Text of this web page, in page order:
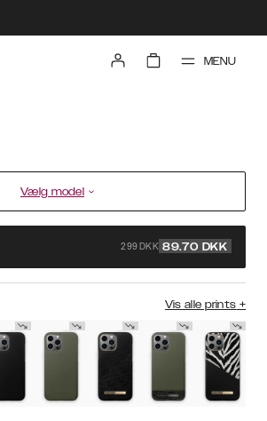
MENU
Vælg model
299 DKK 89.70 DKK
Vis alle prints +